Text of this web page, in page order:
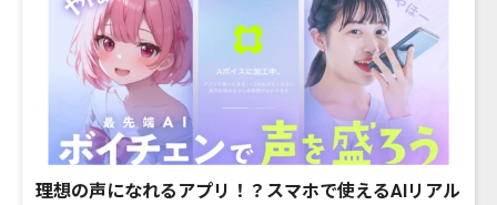
理想の声になれるアプリ！？スマホで使えるAIリアル